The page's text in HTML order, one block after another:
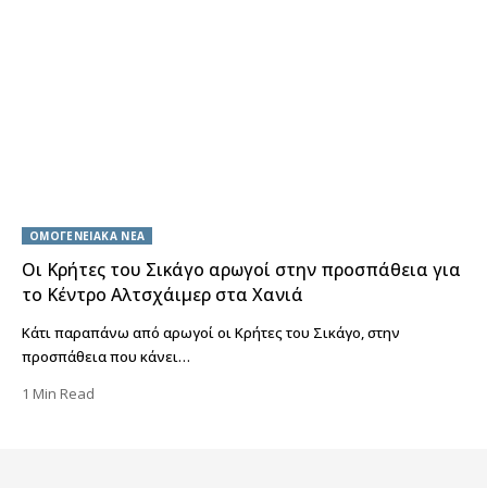
ΟΜΟΓΕΝΕΙΑΚΑ ΝΕΑ
Οι Κρήτες του Σικάγο αρωγοί στην προσπάθεια για
το Κέντρο Αλτσχάιμερ στα Χανιά
Κάτι παραπάνω από αρωγοί οι Κρήτες του Σικάγο, στην
προσπάθεια που κάνει…
1 Min Read